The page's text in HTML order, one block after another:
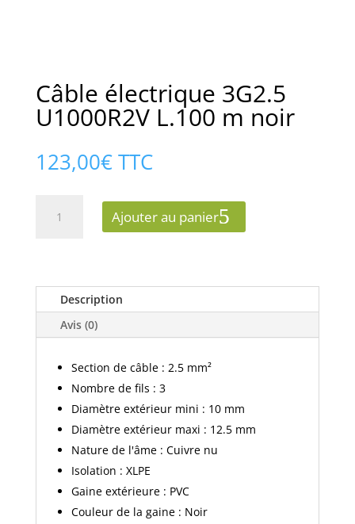
Câble électrique 3G2.5
U1000R2V L.100 m noir
123,00€ TTC
U1000R2V
L.100
Ajouter au panier
Description
Avis (0)
Section de câble : 2.5 mm²
Nombre de fils : 3
Diamètre extérieur mini : 10 mm
Diamètre extérieur maxi : 12.5 mm
Nature de l'âme : Cuivre nu
Isolation : XLPE
Gaine extérieure : PVC
Couleur de la gaine : Noir